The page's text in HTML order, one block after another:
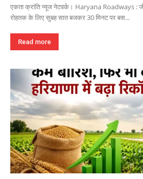
एकता क्रांति न्यूज नेटवर्क। Haryana Roadways :
रोहतक के लिए सुबह सात बजकर 30 मिनट पर बस...
Read more